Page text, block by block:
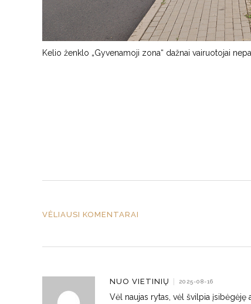
Kelio ženklo „Gyvenamoji zona“ dažnai vairuotojai
VĖLIAUSI KOMENTARAI
NUO VIETINIŲ 2025-08-16
Vėl naujas rytas, vėl švilpia